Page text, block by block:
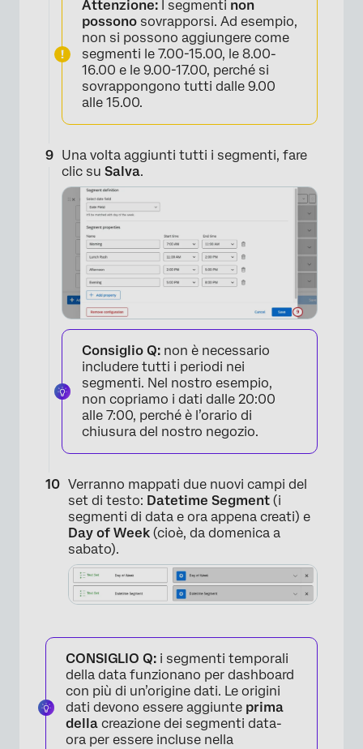
×
Attenzione: I segmenti non
possono sovrapporsi. Ad esempio,
non si possono aggiungere come
segmenti le 7.00-15.00, le 8.00-
16.00 e le 9.00-17.00, perché si
sovrappongono tutti dalle 9.00
alle 15.00.
Una volta aggiunti tutti i segmenti, fare
clic su Salva.
Consiglio Q: non è necessario
includere tutti i periodi nei
segmenti. Nel nostro esempio,
non copriamo i dati dalle 20:00
alle 7:00, perché è l’orario di
chiusura del nostro negozio.
Verranno mappati due nuovi campi del
set di testo: Datetime Segment (i
segmenti di data e ora appena creati) e
Day of Week (cioè, da domenica a
sabato).
CONSIGLIO Q: i segmenti temporali
della data funzionano per dashboard
con più di un’origine dati. Le origini
dati devono essere aggiunte prima
della creazione dei segmenti data-
ora per essere incluse nella